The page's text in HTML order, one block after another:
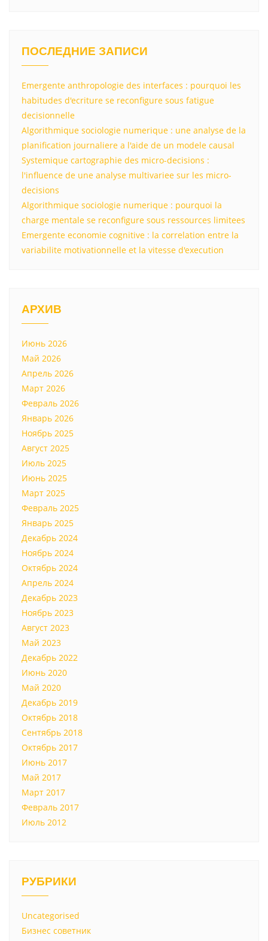
ПОСЛЕДНИЕ ЗАПИСИ
Emergente anthropologie des interfaces : pourquoi les
habitudes d'ecriture se reconfigure sous fatigue
decisionnelle
Algorithmique sociologie numerique : une analyse de la
planification journaliere a l'aide de un modele causal
Systemique cartographie des micro-decisions :
l'influence de une analyse multivariee sur les micro-
decisions
Algorithmique sociologie numerique : pourquoi la
charge mentale se reconfigure sous ressources limitees
Emergente economie cognitive : la correlation entre la
variabilite motivationnelle et la vitesse d'execution
АРХИВ
Июнь 2026
Май 2026
Апрель 2026
Март 2026
Февраль 2026
Январь 2026
Ноябрь 2025
Август 2025
Июль 2025
Июнь 2025
Март 2025
Февраль 2025
Январь 2025
Декабрь 2024
Ноябрь 2024
Октябрь 2024
Апрель 2024
Декабрь 2023
Ноябрь 2023
Август 2023
Май 2023
Декабрь 2022
Июнь 2020
Май 2020
Декабрь 2019
Октябрь 2018
Сентябрь 2018
Октябрь 2017
Июнь 2017
Май 2017
Март 2017
Февраль 2017
Июль 2012
РУБРИКИ
Uncategorised
Бизнес советник